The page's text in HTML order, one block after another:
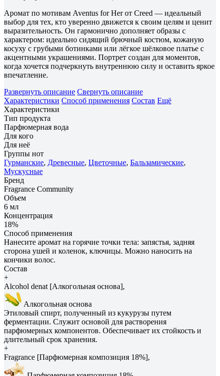
Аромат по мотивам Aventus for Her от Creed — идеальный
выбор для тех, кто уверенно движется к своим целям и ценит
выразительность. Он гармонично дополняет образы с
характером: идеально сидящий брючный костюм, кожаную
косуху с грубыми ботинками или лёгкое шёлковое платье с
акцентными украшениями. Портрет создан для моментов,
когда хочется подчеркнуть внутреннюю силу и оставить яркое
впечатление.
Развернуть описание Свернуть описание
Характеристики Способ применения Состав Ещё
Характеристики
Тип продукта
Парфюмерная вода
Для кого
Для неё
Группы нот
Гурманские, Древесные, Цветочные, Бальзамические,
Мускусные
Бренд
Fragrance Community
Объем
6 мл
Концентрация
18%
Способ применения
Нанесите аромат на горячие точки тела: запястья, задняя
сторона ушей и коленок, ключицы. Можно наносить на
кончики волос.
Состав
+
Alcohol denat [Алкогольная основа],
Алкогольная основа
Этиловый спирт, полученный из кукурузы путем
ферментации. Служит основой для растворения
парфюмерных компонентов. Обеспечивает их стойкость и
длительный срок хранения.
+
Fragrance [Парфюмерная композиция 18%],